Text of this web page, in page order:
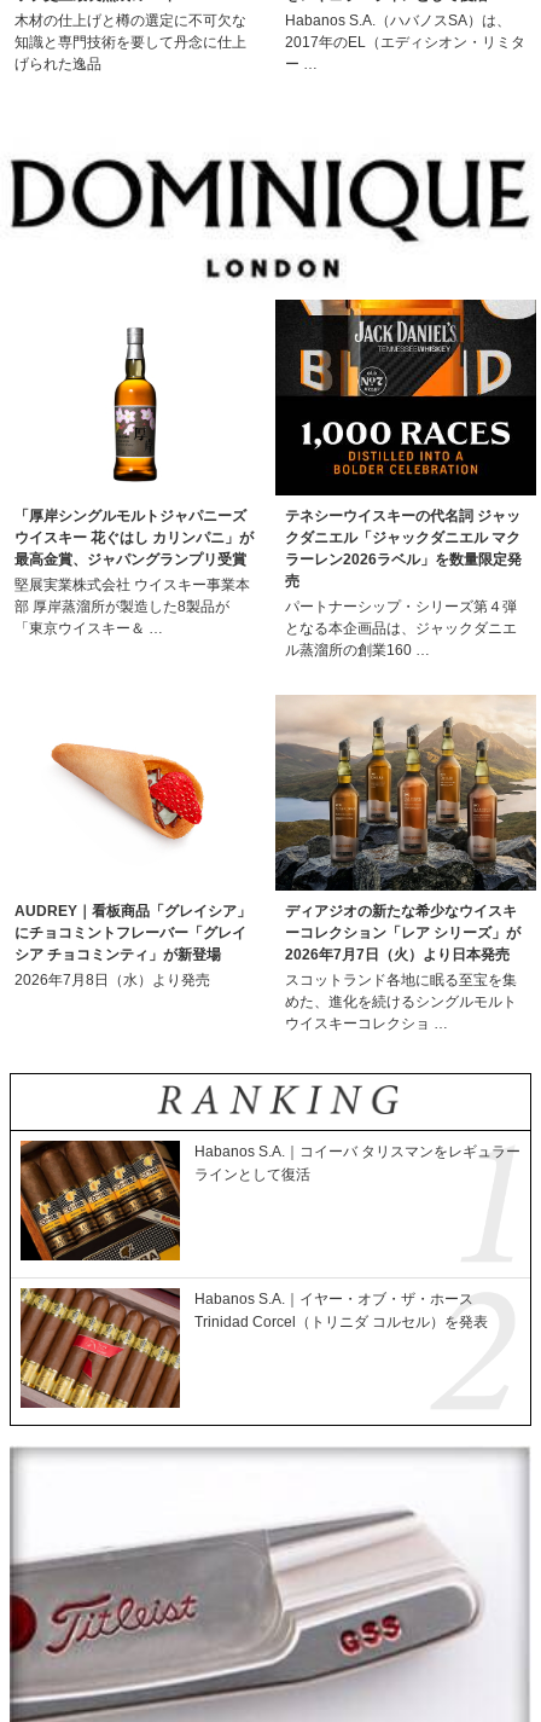
木材の仕上げと樽の選定に不可欠な
知識と専門技術を要して丹念に仕上
げられた逸品
Habanos S.A.（ハバノスSA）は、
2017年のEL（エディシオン・リミタ
ー …
「厚岸シングルモルトジャパニーズ
ウイスキー 花ぐはし カリンパニ」が
最高金賞、ジャパングランプリ受賞
堅展実業株式会社 ウイスキー事業本
部 厚岸蒸溜所が製造した8製品が
「東京ウイスキー＆ …
テネシーウイスキーの代名詞 ジャッ
クダニエル「ジャックダニエル マク
ラーレン2026ラベル」を数量限定発
売
パートナーシップ・シリーズ第４弾
となる本企画品は、ジャックダニエ
ル蒸溜所の創業160 …
AUDREY｜看板商品「グレイシア」
にチョコミントフレーバー「グレイ
シア チョコミンティ」が新登場
2026年7月8日（水）より発売
ディアジオの新たな希少なウイスキ
ーコレクション「レア シリーズ」が
2026年7月7日（火）より日本発売
スコットランド各地に眠る至宝を集
めた、進化を続けるシングルモルト
ウイスキーコレクショ …
Habanos S.A.｜コイーバ タリスマンをレギュラー
ラインとして復活
Habanos S.A.｜イヤー・オブ・ザ・ホース
Trinidad Corcel（トリニダ コルセル）を発表